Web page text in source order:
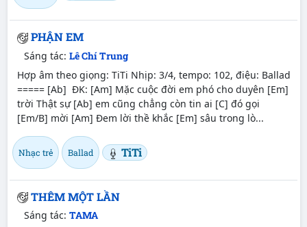
PHẬN EM
Sáng tác: Lê Chí Trung
Hợp âm theo giọng: TiTi Nhịp: 3/4, tempo: 102, điệu: Ballad
===== [Ab] ĐK: [Am] Mặc cuộc đời em phó cho duyên [Em]
trời Thật sự [Ab] em cũng chẳng còn tin ai [C] đó gọi
[Em/B] mời [Am] Đem lời thề khắc [Em] sâu trong lò...
Nhạc trẻ Ballad TiTi
THÊM MỘT LẦN
Sáng tác: TAMA